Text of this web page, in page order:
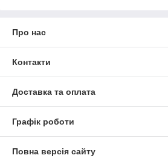
Про нас
Контакти
Доставка та оплата
Графік роботи
Повна версія сайту